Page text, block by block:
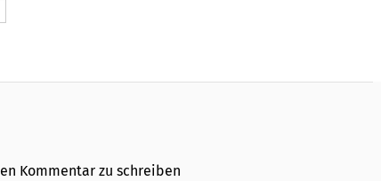
Kommentar zu schreiben